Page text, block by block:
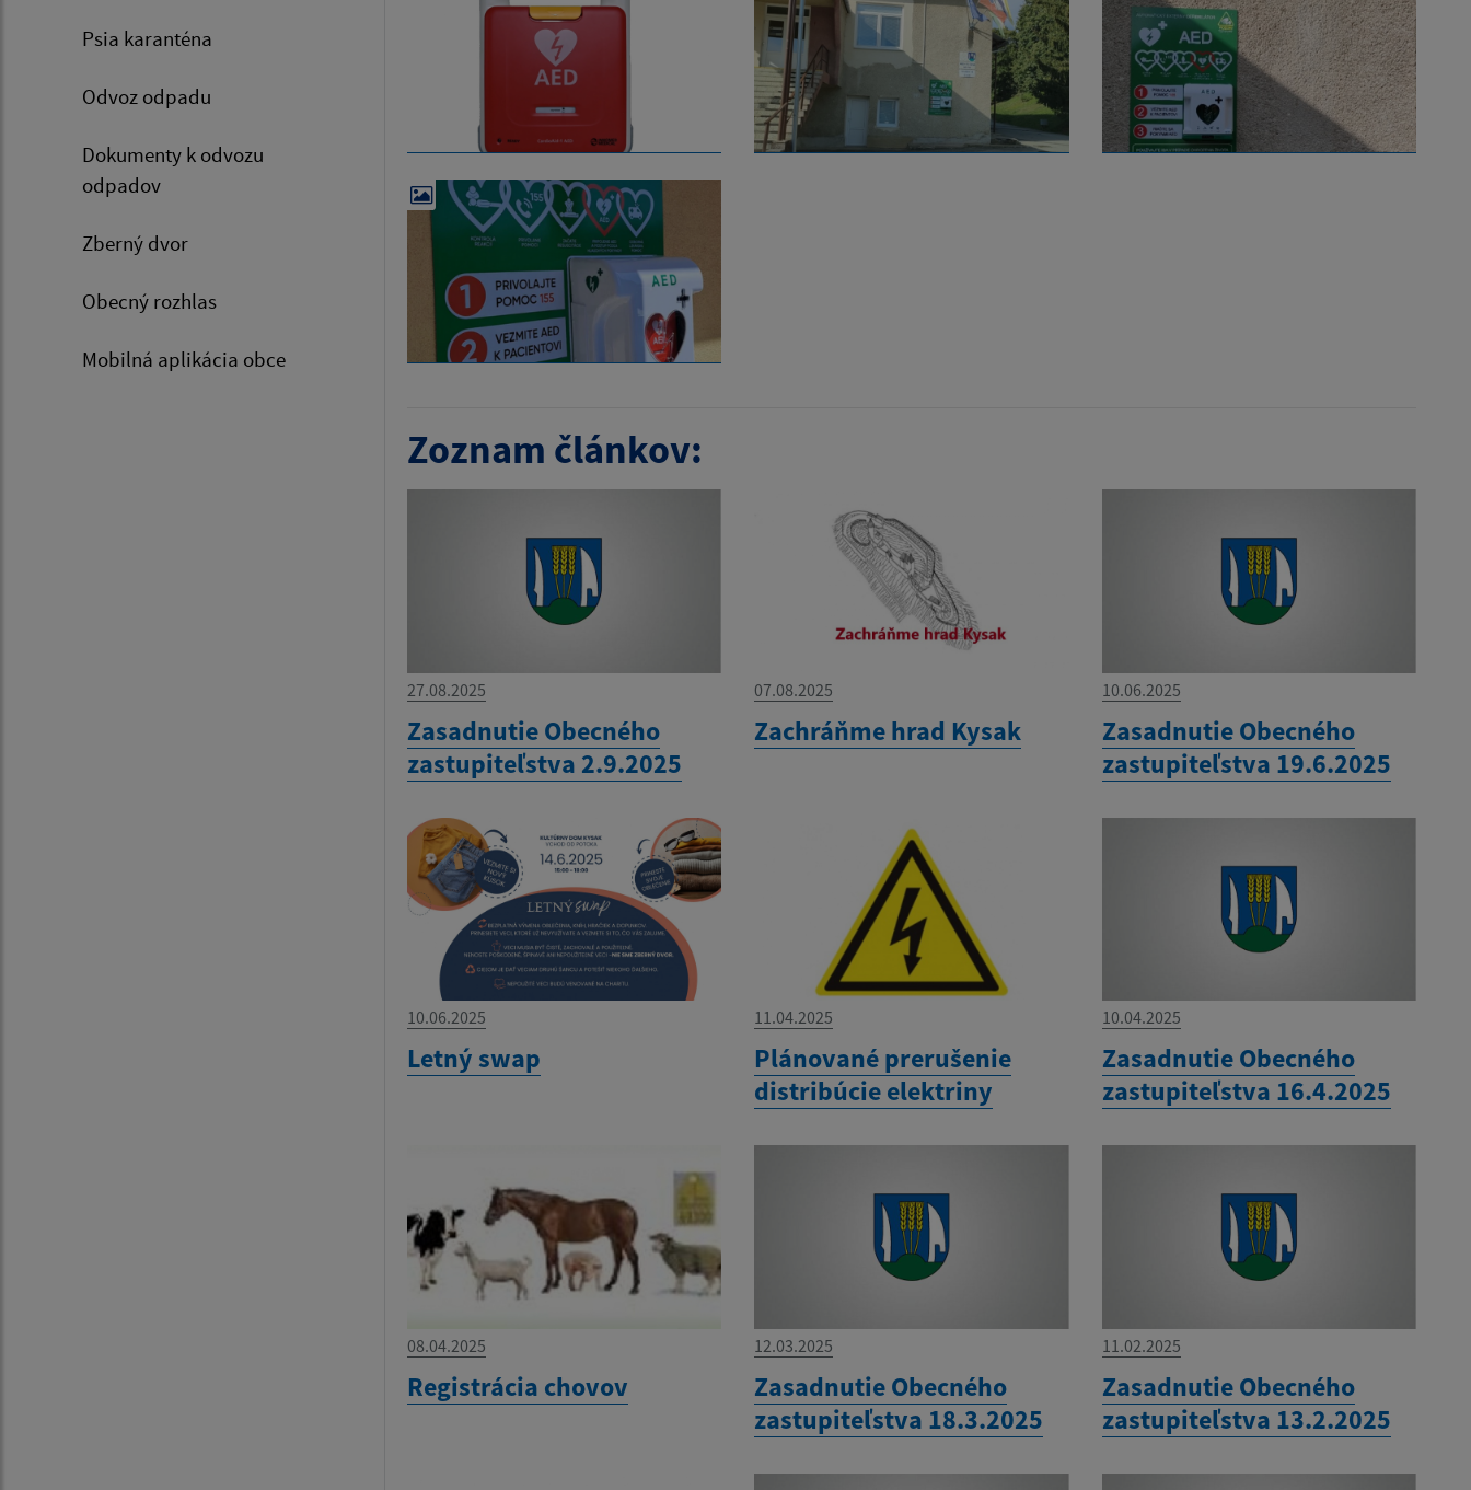
Psia karanténa
Odvoz odpadu
Dokumenty k odvozu
odpadov
Zberný dvor
Obecný rozhlas
Mobilná aplikácia obce
Zoznam článkov:
27.08.2025
Zasadnutie Obecného
zastupiteľstva 2.9.2025
07.08.2025
Zachráňme hrad Kysak
10.06.2025
Zasadnutie Obecného
zastupiteľstva 19.6.2025
10.06.2025
Letný swap
11.04.2025
Plánované prerušenie
distribúcie elektriny
10.04.2025
Zasadnutie Obecného
zastupiteľstva 16.4.2025
08.04.2025
Registrácia chovov
12.03.2025
Zasadnutie Obecného
zastupiteľstva 18.3.2025
11.02.2025
Zasadnutie Obecného
zastupiteľstva 13.2.2025